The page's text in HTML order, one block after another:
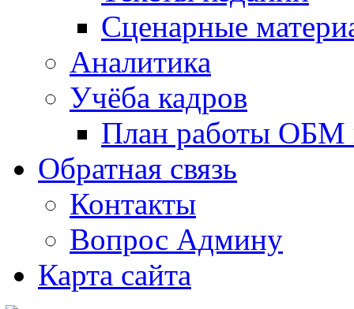
Сценарные
Аналитика
Учёба кадров
План работы ОБМ
Обратная связь
Контакты
Вопрос Админу
Карта сайта